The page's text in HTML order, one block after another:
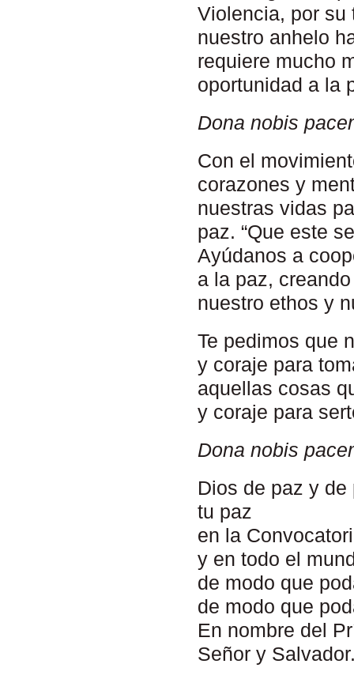
Violencia, por su
nuestro anhelo
requiere mucho
oportunidad a la
Dona nobis
Con el
corazones y
nuestras vidas
paz. “Que este
Ayúdanos a
a la paz,
nuestro ethos y
Te pedimos que
y coraje para
aquellas cosas
y coraje para
Dona nobis
Dios de paz y
tu paz
en la
y en todo el
de modo que
de modo que
En nombre del
Señor y